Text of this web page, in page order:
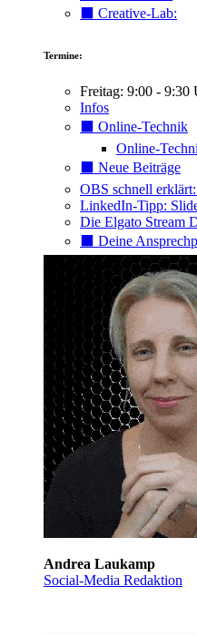
⬛️ Creative-Lab:
Termine:
Freitag: 9:00 - 9:30
Infos
⬛️ Online-Technik
Online-
⬛️ Neue Beiträge
OBS schnell
LinkedIn-Tipp:
Die Elgato Stream
⬛️ Deine
Andrea Laukamp
Social-Media Redaktion